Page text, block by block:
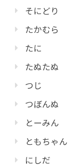
そにどり
たかむら
たに
たぬたぬ
つじ
つぼんぬ
とーみん
ともちゃん
にしだ